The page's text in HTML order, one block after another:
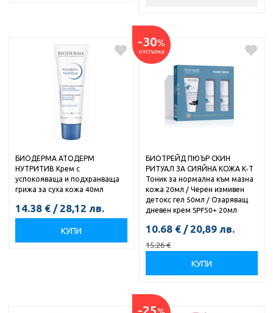
БИОДЕРМА АТОДЕРМ
НУТРИТИВ Крем с
успокояваща и подхранваща
грижа за суха кожа 40мл
14.38 € / 28,12 лв.
КУПИ
-30%
отстъпка
БИОТРЕЙД ПЮЪР СКИН
РИТУАЛ ЗА СИЯЙНА КОЖА К-Т
Тоник за нормална към мазна
кожа 20мл / Черен измивен
детокс гел 50мл / Озаряващ
дневен крем SPF50+ 20мл
10.68 € / 20,89 лв.
15.26€
КУПИ
-25%